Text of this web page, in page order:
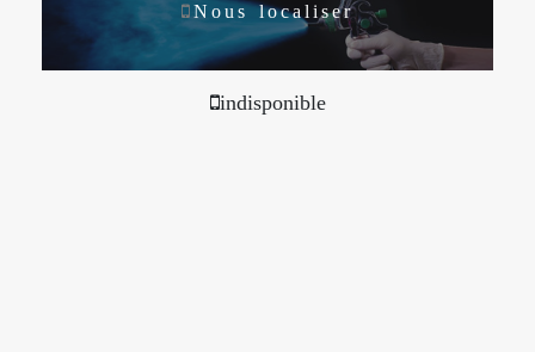
Nous localiser
indisponible